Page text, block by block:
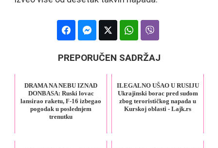
PREPORUČEN SADRŽAJ
DRAMA NA NEBU IZNAD
DONBASA: Ruski lovac
lansirao raketu, F-16 izbegao
pogodak u poslednjem
trenutku
ILEGALNO UŠAO U RUSIJU
Ukrajinski borac pred sudom
zbog terorističkog napada u
Kurskoj oblasti - Lajk.rs